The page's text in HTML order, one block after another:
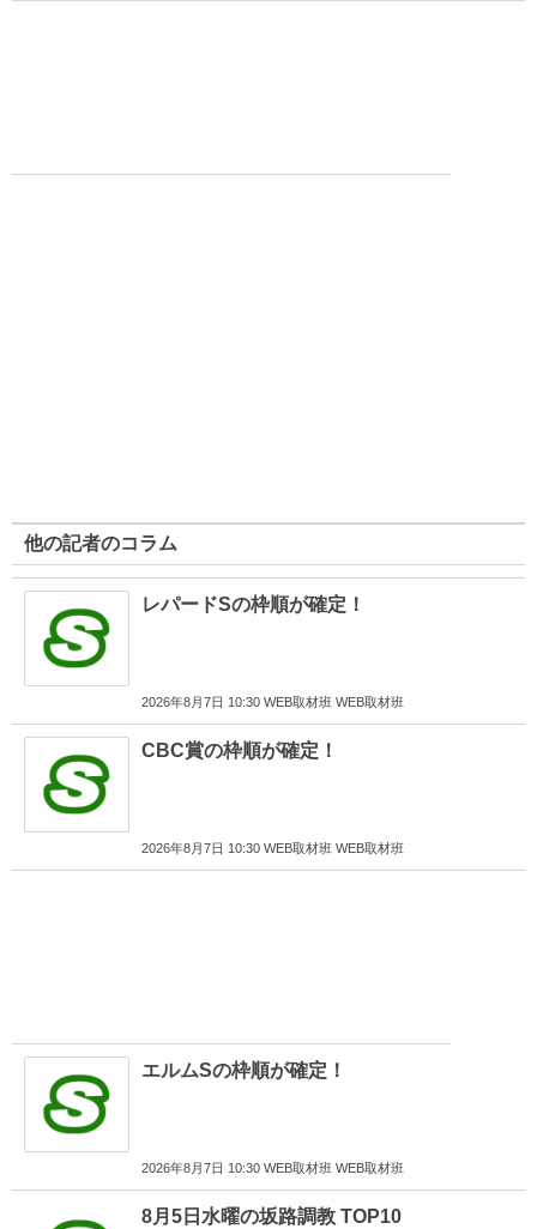
他の記者のコラム
レパードSの枠順が確定！
2026年8月7日 10:30 WEB取材班 WEB取材班
CBC賞の枠順が確定！
2026年8月7日 10:30 WEB取材班 WEB取材班
エルムSの枠順が確定！
2026年8月7日 10:30 WEB取材班 WEB取材班
8月5日水曜の坂路調教 TOP10